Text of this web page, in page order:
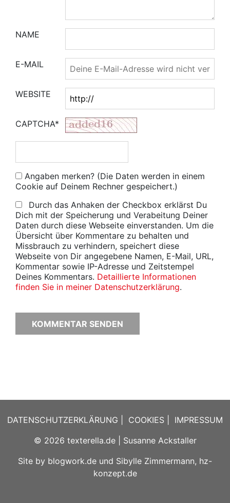
NAME
E-MAIL
WEBSITE
CAPTCHA*
Angaben merken? (Die Daten werden in einem
Cookie auf Deinem Rechner gespeichert.)
Durch das Anhaken der Checkbox erklärst Du
Dich mit der Speicherung und Verabeitung Deiner
Daten durch diese Webseite einverstanden. Um die
Übersicht über Kommentare zu behalten und
Missbrauch zu verhindern, speichert diese
Webseite von Dir angegebene Namen, E-Mail, URL,
Kommentar sowie IP-Adresse und Zeitstempel
Deines Kommentars. Detaillierte Informationen
finden Sie in meiner Datenschutzerklärung.
DATENSCHUTZERKLÄRUNG COOKIES
IMPRESSUM
© 2026 texterella.de| Susanne Ackstaller
Site by blogwork.de und Sibylle Zimmermann, hz-
konzept.de